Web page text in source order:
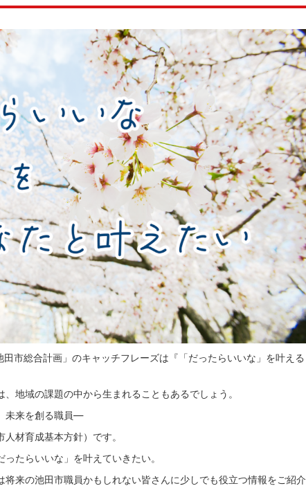
市総合計画」のキャッチフレーズは『「だったらいいな」を叶える
地域の課題の中から生まれることもあるでしょう。
未来を創る職員―
材育成基本方針）です。
たらいいな」を叶えていきたい。
来の池田市職員かもしれない皆さんに少しでも役立つ情報をご紹介